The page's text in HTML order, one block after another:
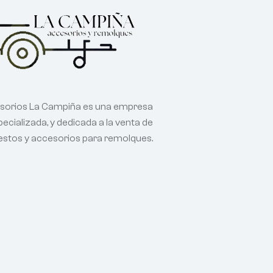
La Campiña es una empresa
y dedicada a la venta de
y accesorios para remolques.